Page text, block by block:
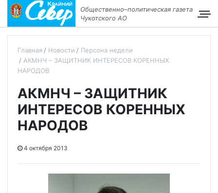
Общественно–политическая газета
Чукотского АО
Главная Новости
Персона недели
АКМНЧ – ЗАЩИТНИК ИНТЕРЕСОВ КОРЕННЫХ
НАРОДОВ
АКМНЧ – ЗАЩИТНИК
ИНТЕРЕСОВ КОРЕННЫХ
НАРОДОВ
4 октября 2013